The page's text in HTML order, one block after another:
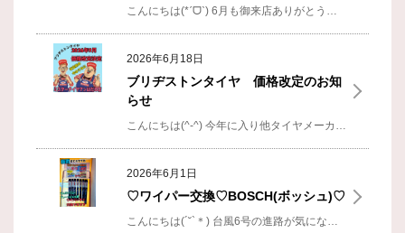
こんにちは(*ˊᗜˋ) 6月も御来店ありがとうございました(〃´꒳`〃)
2026年6月18日
ブリヂストンタイヤ 価格改定のお知
らせ
こんにちは(^-^) 今年に入り他タイヤメーカーさんの値上げがあり、ブリヂストンも値上げあるかなと複数お問い合わせいただいておりました。
2026年6月1日
♡ワイパー交換♡BOSCH(ボッシュ)♡
こんにちは(´˘`＊) 台風6号の進路が気になりますね。